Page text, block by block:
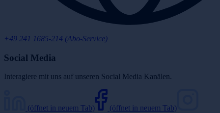
+49 241 1685-214 (Abo-Service)
Social Media
Interagiere mit uns auf unseren Social Media Kanälen.
(öffnet in neuem Tab) (öffnet in neuem Tab)